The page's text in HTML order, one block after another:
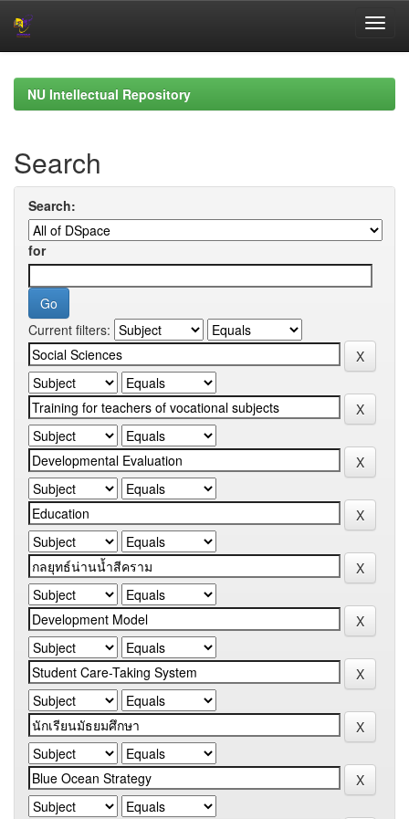
navigationNU Intellectual Repository
Search
Search:
for
Current filters: